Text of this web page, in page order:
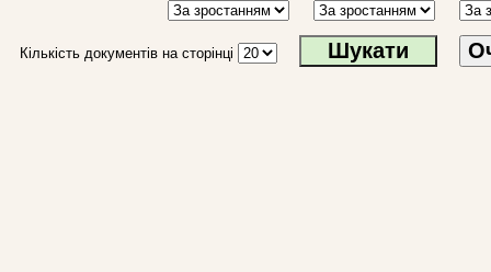
Кількість документів на сторінці